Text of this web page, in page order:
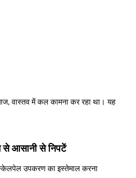
वास्तव में कल कामना कर रहा था। यह
से आसानी से निपटें